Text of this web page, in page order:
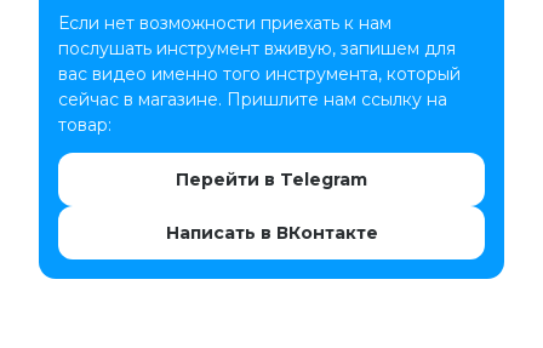
Если нет возможности приехать к нам
послушать инструмент вживую, запишем для
вас видео именно того инструмента, который
сейчас в магазине. Пришлите нам ссылку на
товар:
Перейти в Telegram
Написать в ВКонтакте